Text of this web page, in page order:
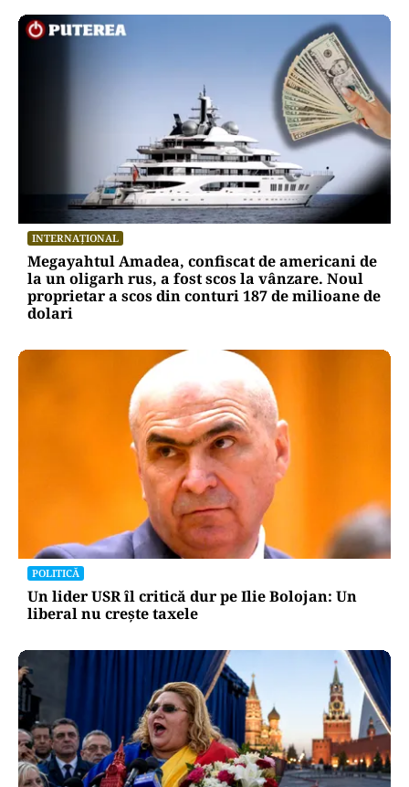
INTERNAȚIONAL
Megayahtul Amadea, confiscat de americani de
la un oligarh rus, a fost scos la vânzare. Noul
proprietar a scos din conturi 187 de milioane de
dolari
POLITICĂ
Un lider USR îl critică dur pe Ilie Bolojan: Un
liberal nu crește taxele